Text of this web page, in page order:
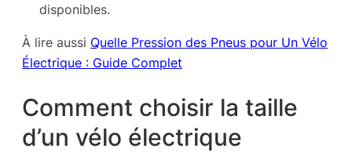
disponibles.
À lire aussi Quelle Pression des Pneus pour Un Vélo
Électrique : Guide Complet
Comment choisir la taille
d’un vélo électrique